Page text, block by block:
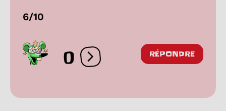
6/10
0 Ouvrir les réactions
RÉPONDRE